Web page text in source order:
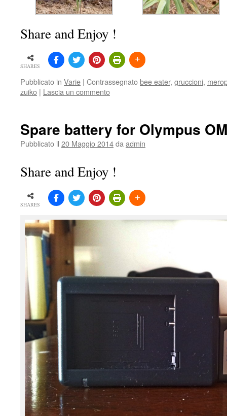
Share and Enjoy !
SHARES
Pubblicato in Varie | Contrassegnatobee eater, gruccioni,
zuiko | Lascia un commento
Spare battery for Olympus
Pubblicato il 20 Maggio 2014daadmin
Share and Enjoy !
SHARES